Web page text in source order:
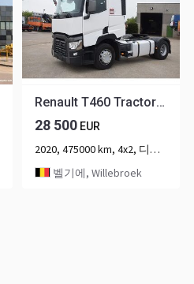
Renault T460 Tractorhead
28 500 EUR
2020, 475000 km, 4x2, 디젤(경유), 2-axle
벨기에, Willebroek